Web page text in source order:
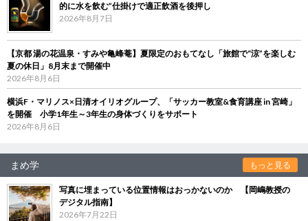
的に水を飲む”仕掛けで適正飲酒を後押し
2026年8月7日
【京都 湯の花温泉・すみや亀峰菴】夏限定のおもてなし「旅館で“涼”を楽しむ
夏の休日」8月末まで開催中
2026年8月6日
横浜F・マリノス×日清オイリオグループ、「サッカー教室&食育講座 in 宮崎」
を開催 小学1年生～3年生の身体づくりをサポート
2026年8月6日
まめ学 もっと見る
写真に埋まっている位置情報はおっかないのか 【岡嶋教授の
デジタル指南】
2026年7月22日